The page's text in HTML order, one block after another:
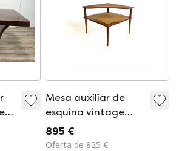
Mesa auxiliar de
esquina vintage
'Minerva', France &
Son '60
895 €
Oferta de 825 €